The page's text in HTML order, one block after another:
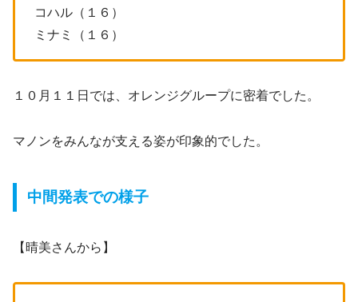
コハル（１６）
ミナミ（１６）
１０月１１日では、オレンジグループに密着でした。
マノンをみんなが支える姿が印象的でした。
中間発表での様子
【晴美さんから】